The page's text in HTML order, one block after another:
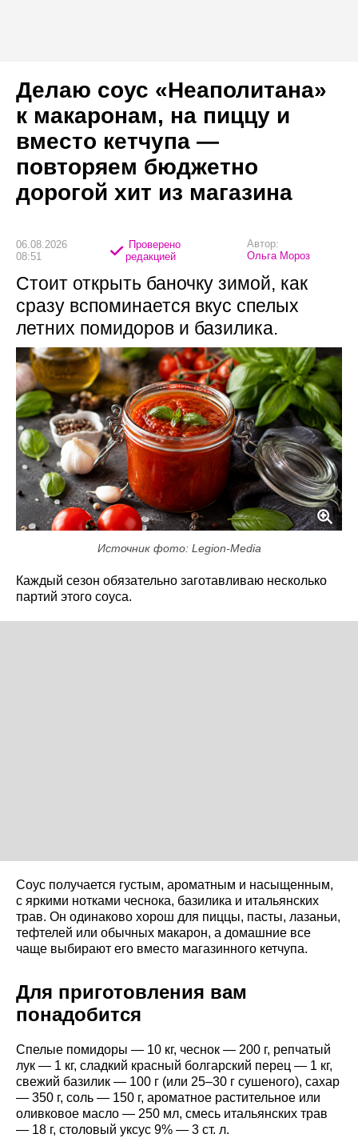
Делаю соус «Неаполитана»
к макаронам, на пиццу и
вместо кетчупа —
повторяем бюджетно
дорогой хит из магазина
06.08.2026
08:51
Проверено
редакцией
Автор:
Ольга Мороз
Стоит открыть баночку зимой, как
сразу вспоминается вкус спелых
летних помидоров и базилика.
Источник фото: Legion-Media
Каждый сезон обязательно заготавливаю несколько
партий этого соуса.
Соус получается густым, ароматным и насыщенным,
с яркими нотками чеснока, базилика и итальянских
трав. Он одинаково хорош для пиццы, пасты, лазаньи,
тефтелей или обычных макарон, а домашние все
чаще выбирают его вместо магазинного кетчупа.
Для приготовления вам
понадобится
Спелые помидоры — 10 кг, чеснок — 200 г, репчатый
лук — 1 кг, сладкий красный болгарский перец — 1 кг,
свежий базилик — 100 г (или 25–30 г сушеного), сахар
— 350 г, соль — 150 г, ароматное растительное или
оливковое масло — 250 мл, смесь итальянских трав
— 18 г, столовый уксус 9% — 3 ст. л.